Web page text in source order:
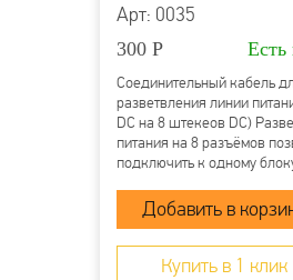
Арт: 0035
300 Р Есть
Соединительный кабель
разветвления линии
DC на 8 штекеов DC)
питания на 8 разъёмов
подключить к одному
Гнездо питания DC типа
(внутренний контакт 2.1
штекеров питания DC...
Купить в 1 клик